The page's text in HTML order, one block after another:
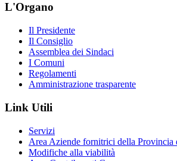
L'Organo
Il Presidente
Il Consiglio
Assemblea dei Sindaci
I Comuni
Regolamenti
Amministrazione trasparente
Link Utili
Servizi
Area Aziende fornitrici della Provincia
Modifiche alla viabilità